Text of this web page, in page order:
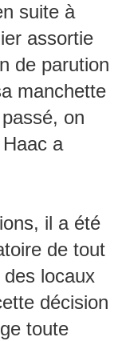
suite à
assortie
de parution
manchette
on
a
il a été
de tout
locaux
décision
toute